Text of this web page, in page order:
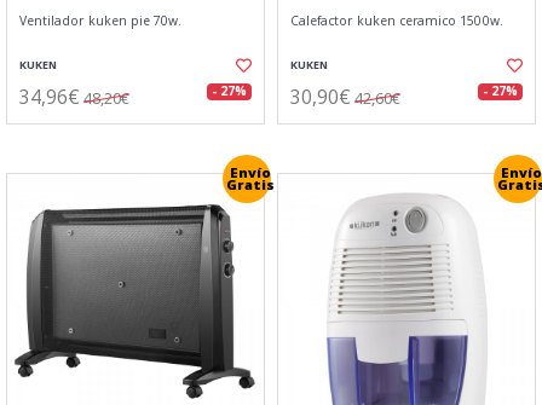
Ventilador kuken pie 70w.
KUKEN
34,96€ 48,20€ - 27%
Calefactor kuken ceramico 1500w.
KUKEN
30,90€ 42,60€ - 27%
Envío
Gratis
Envío